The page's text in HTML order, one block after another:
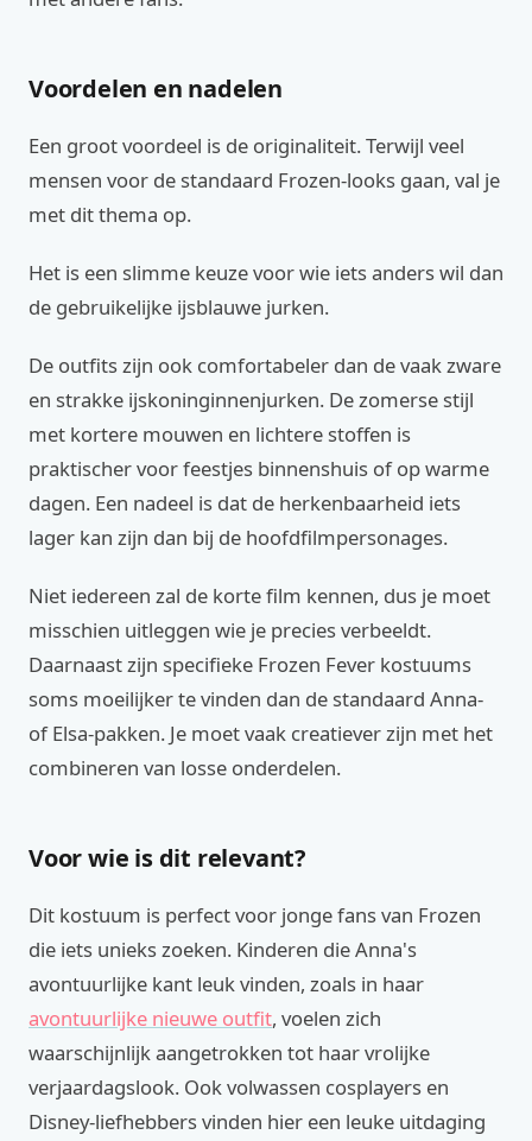
Voordelen en nadelen
Een groot voordeel is de originaliteit. Terwijl veel
mensen voor de standaard Frozen-looks gaan, val je
met dit thema op.
Het is een slimme keuze voor wie iets anders wil dan
de gebruikelijke ijsblauwe jurken.
De outfits zijn ook comfortabeler dan de vaak zware
en strakke ijskoninginnenjurken. De zomerse stijl
met kortere mouwen en lichtere stoffen is
praktischer voor feestjes binnenshuis of op warme
dagen. Een nadeel is dat de herkenbaarheid iets
lager kan zijn dan bij de hoofdfilmpersonages.
Niet iedereen zal de korte film kennen, dus je moet
misschien uitleggen wie je precies verbeeldt.
Daarnaast zijn specifieke Frozen Fever kostuums
soms moeilijker te vinden dan de standaard Anna-
of Elsa-pakken. Je moet vaak creatiever zijn met het
combineren van losse onderdelen.
Voor wie is dit relevant?
Dit kostuum is perfect voor jonge fans van Frozen
die iets unieks zoeken. Kinderen die Anna's
avontuurlijke kant leuk vinden, zoals in haar
avontuurlijke nieuwe outfit, voelen zich
waarschijnlijk aangetrokken tot haar vrolijke
verjaardagslook. Ook volwassen cosplayers en
Disney-liefhebbers vinden hier een leuke uitdaging